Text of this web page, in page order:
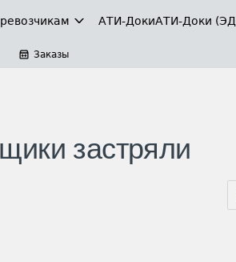
АТИ-ДокиАТИ-Доки
Заказы
застряли